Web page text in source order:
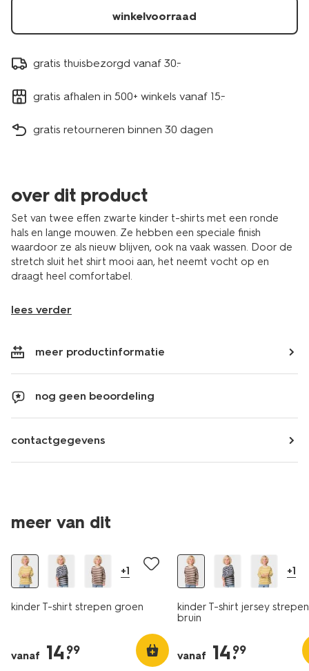
winkelvoorraad
gratis thuisbezorgd vanaf 30.-
gratis afhalen in 500+ winkels vanaf 15.-
gratis retourneren binnen 30 dagen
over dit product
Set van twee effen zwarte kinder t-shirts met een ronde
hals en lange mouwen. Ze hebben een speciale finish
waardoor ze als nieuw blijven, ook na vaak wassen. Door de
stretch sluit het shirt mooi aan, het neemt vocht op en
draagt heel comfortabel.
lees verder
meer productinformatie
nog geen beoordeling
contactgegevens
meer van dit
nieuw
+1
kinder T-shirt strepen groen
vanaf 14.
99
+1
kinder T-shirt jersey strepen
bruin
vanaf 14.
99